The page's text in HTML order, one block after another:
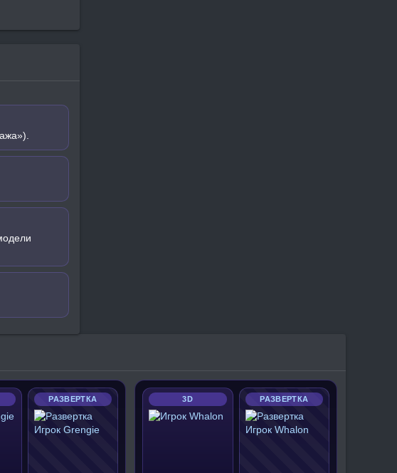
РАЗВЕРТКА 3D РАЗВЕРТКА